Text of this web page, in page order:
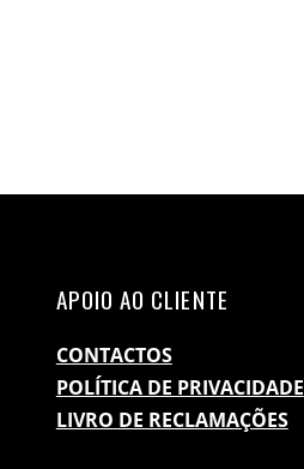
APOIO AO CLIENTE
CONTACTOS
POLÍTICA DE PRIVACIDADE
LIVRO DE RECLAMAÇÕES